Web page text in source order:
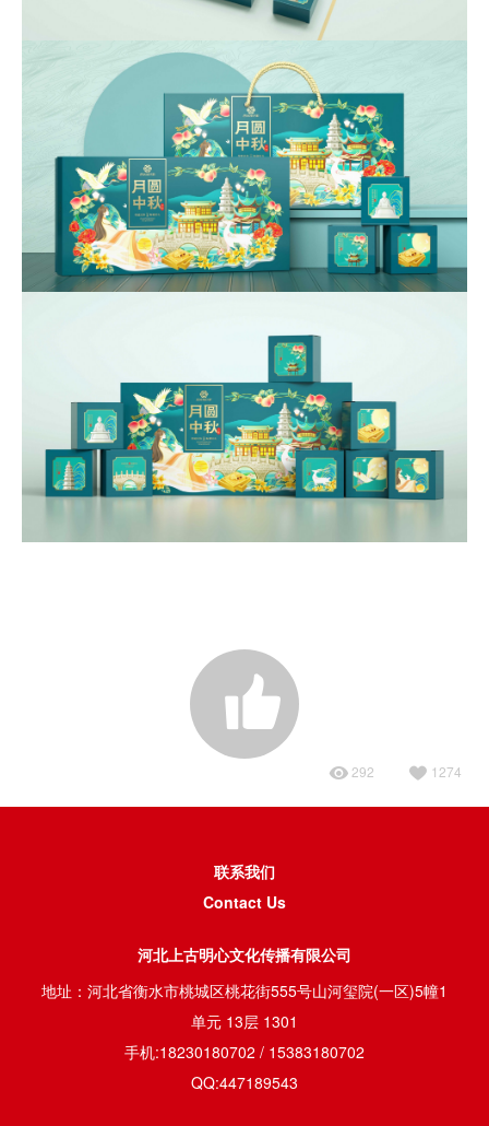
292 1274
联系我们
Contact Us
河北上古明心文化传播有限公司
地址：河北省衡水市桃城区桃花街555号山河玺院(一区)5幢1
单元 13层 1301
手机:18230180702 / 15383180702
QQ:447189543